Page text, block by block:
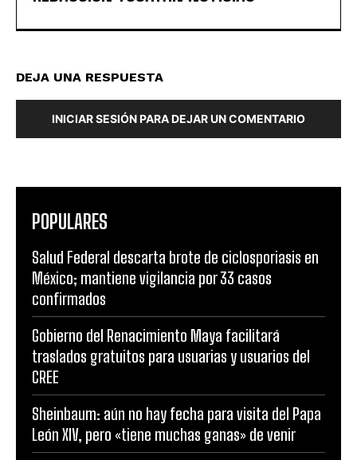
DEJA UNA RESPUESTA
INICIAR SESIÓN PARA DEJAR UN COMENTARIO
POPULARES
Salud Federal descarta brote de ciclosporiasis en
México; mantiene vigilancia por 33 casos
confirmados
Gobierno del Renacimiento Maya facilitará
traslados gratuitos para usuarias y usuarios del
CREE
Sheinbaum: aún no hay fecha para visita del Papa
León XIV, pero «tiene muchas ganas» de venir